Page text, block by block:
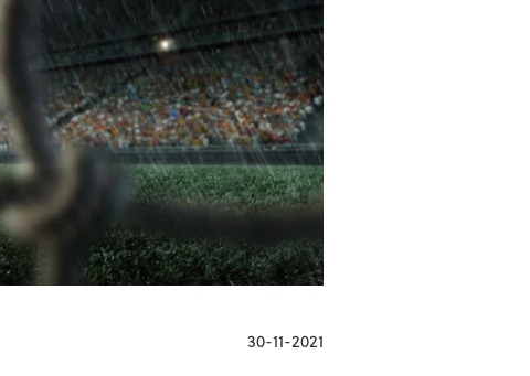
30-11-2021